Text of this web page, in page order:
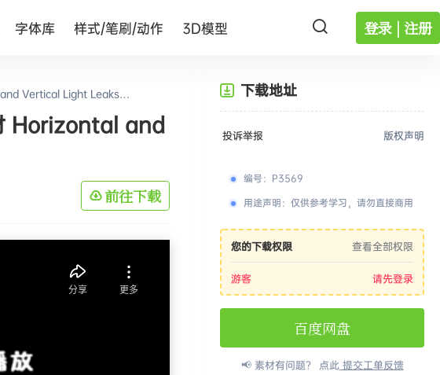
登录 | 注册
字体库 样式/笔刷/动作 3D模型
and Vertical Light Leaks
Horizontal and
前往下载
下载地址
投诉举报 版权声明
编号： P3569
用途声明： 仅供参考学习，请勿直接商用
您的下载权限 查看全部权限
游客 请先登录
百度网盘
📢 素材有问题？ 点此提交工单反馈